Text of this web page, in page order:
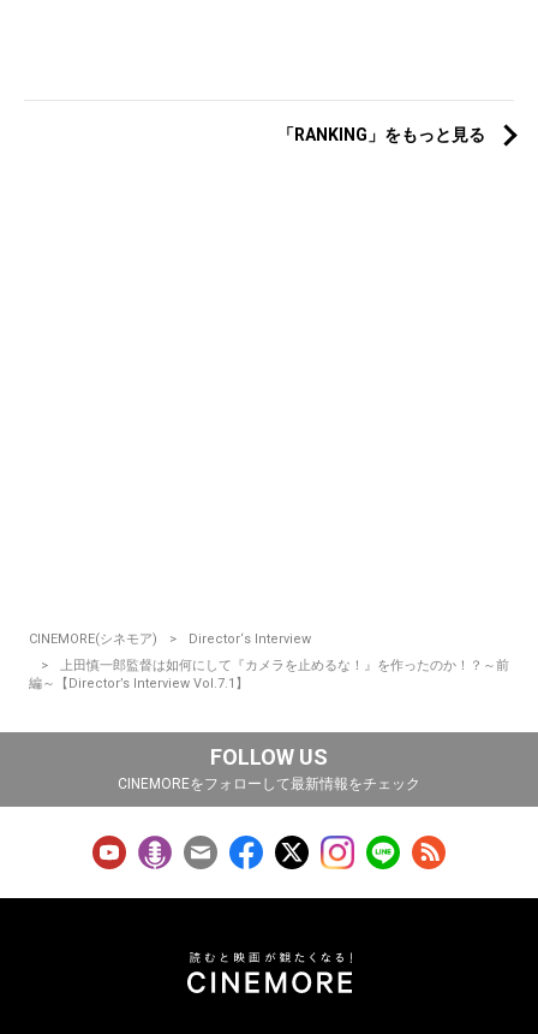
「RANKING」をもっと見る
CINEMORE(シネモア)
Director‘s Interview
上田慎一郎監督は如何にして『カメラを止めるな！』を作ったのか！？～前
編～【Director’s Interview Vol.7.1】
FOLLOW US
CINEMOREをフォローして最新情報をチェック